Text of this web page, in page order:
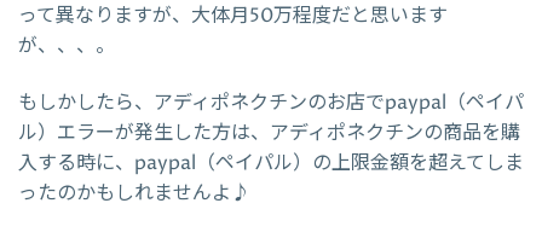
って異なりますが、大体月50万程度だと思います
が、、、。
もしかしたら、アディポネクチンのお店でpaypal（ペイパ
ル）エラーが発生した方は、アディポネクチンの商品を購
入する時に、paypal（ペイパル）の上限金額を超えてしま
ったのかもしれませんよ♪